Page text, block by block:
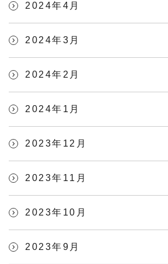
2024年4月
2024年3月
2024年2月
2024年1月
2023年12月
2023年11月
2023年10月
2023年9月